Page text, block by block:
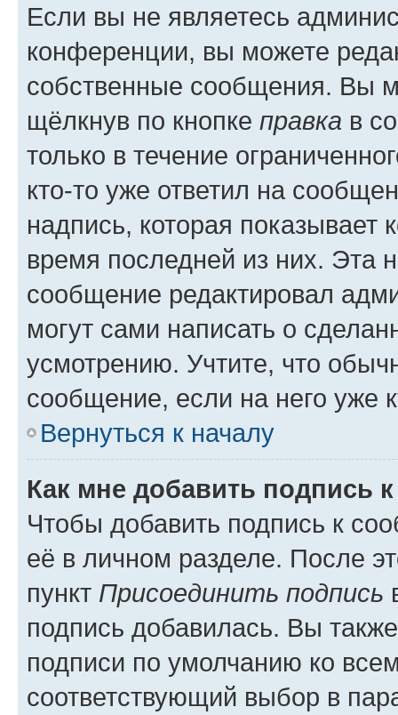
Если вы не являетесь
конференции, вы можете
собственные сообщения. Вы
щёлкнув по кнопке правка в
только в течение
кто-то уже ответил на
надпись, которая показывает
время последней из них. Эта
сообщение редактировал
могут сами написать о
усмотрению. Учтите, что
сообщение, если на него уже
Вернуться к началу
Как мне добавить подпись
Чтобы добавить подпись к
её в личном разделе. После
пункт Присоединить подпись
подпись добавилась. Вы
подписи по умолчанию ко
соответствующий выбор в